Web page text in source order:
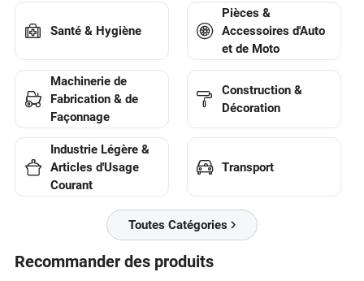
Santé & Hygiène
Machinerie de
Fabrication & de
Façonnage
Industrie Légère &
Articles d'Usage
Courant
Pièces &
Accessoires d'Auto
et de Moto
Construction &
Décoration
Transport
Toutes Catégories
Recommander des produits